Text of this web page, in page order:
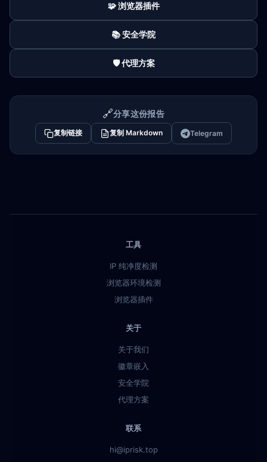
🧩 浏览器插件
📚 安全学院
🛡️ 代理方案
🔗分享这份报告
复制链接 复制 Markdown Telegram
工具
IP 纯净度检测
浏览器环境检测
浏览器插件
关于
关于我们
徽章嵌入
安全学院
代理方案
联系
hi@iprisk.top